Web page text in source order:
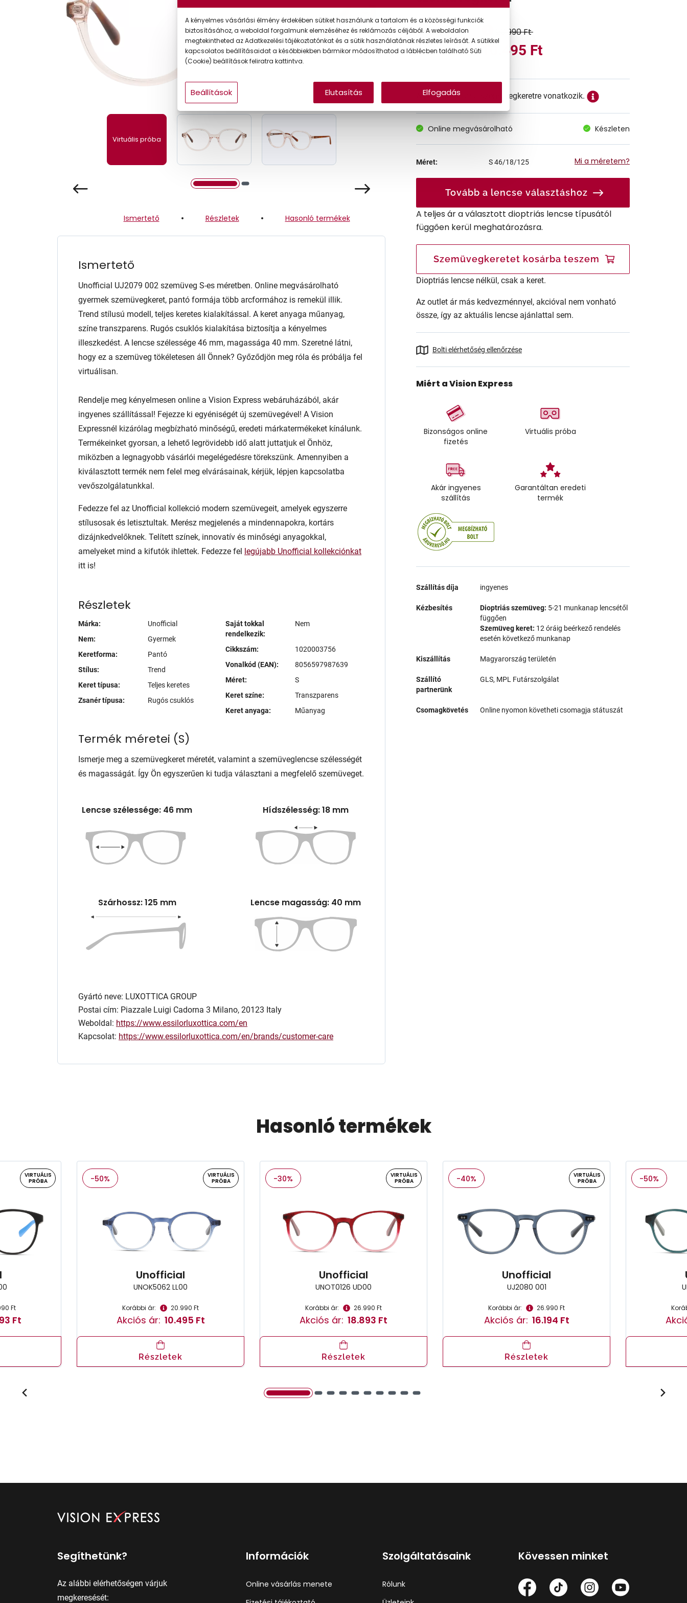
Gyermek
Virtuális próba
Ismertető Részletek Hasonló termékek
Ismertető
Unofficial UJ2079 002 szemüveg S-es méretben. Online megvásárolható
gyermek szemüvegkeret, pantó formája több arcformához is remekül illik.
Trend stílusú modell, teljes keretes kialakítással. A keret anyaga műanyag,
színe transzparens. Rugós csuklós kialakítása biztosítja a kényelmes
illeszkedést. A lencse szélessége 46 mm, magassága 40 mm. Szeretné látni,
hogy ez a szemüveg tökéletesen áll Önnek? Győződjön meg róla és próbálja fel
virtuálisan.
Rendelje meg kényelmesen online a Vision Express webáruházából, akár
ingyenes szállítással! Fejezze ki egyéniségét új szemüvegével! A Vision
Expressnél kizárólag megbízható minőségű, eredeti márkatermékeket kínálunk.
Termékeinket gyorsan, a lehető legrövidebb idő alatt juttatjuk el Önhöz,
miközben a legnagyobb vásárlói megelégedésre törekszünk. Amennyiben a
kiválasztott termék nem felel meg elvárásainak, kérjük, lépjen kapcsolatba
vevőszolgálatunkkal.
Fedezze fel az Unofficial kollekció modern szemüvegeit, amelyek egyszerre
stílusosak és letisztultak. Merész megjelenés a mindennapokra, kortárs
dizájnkedvelőknek. Telített színek, innovatív és minőségi anyagokkal,
amelyeket mind a kifutók ihlettek. Fedezze fel legújabb Unofficial kollekciónkat
itt is!
Részletek
Márka:
Unofficial
Nem:
Gyermek
Keretforma:
Pantó
Stílus:
Trend
Keret típusa:
Teljes keretes
Zsanér típusa:
Rugós csuklós
Saját tokkal
rendelkezik:
Nem
Cikkszám:
1020003756
Vonalkód (EAN):
8056597987639
Méret:
S
Keret színe:
Transzparens
Keret anyaga:
Műanyag
Termék méretei (S)
Ismerje meg a szemüvegkeret méretét, valamint a szemüveglencse szélességét
és magasságát. Így Ön egyszerűen ki tudja választani a megfelelő szemüveget.
Lencse szélessége: 46 mm Hídszélesség: 18 mm
Szárhossz: 125 mm Lencse magasság: 40 mm
Gyártó neve: LUXOTTICA GROUP
Postai cím: Piazzale Luigi Cadorna 3 Milano, 20123 Italy
Weboldal: https://www.essilorluxottica.com/en
Kapcsolat: https://www.essilorluxottica.com/en/brands/customer-care
Korábbi ár: 20.990 Ft
Akciós ár: 10.495 Ft
A feltűntetett ár a szemüvegkeretre vonatkozik.
Online megvásárolható Készleten
Méret: S46/18/125 Mi a méretem?
Tovább a lencse választáshoz
A teljes ár a választott dioptriás lencse típusától
függően kerül meghatározásra.
Szemüvegkeretet kosárba teszem
Dioptriás lencse nélkül, csak a keret.
Az outlet ár más kedvezménnyel, akcióval nem vonható
össze, így az aktuális lencse ajánlattal sem.
Bolti elérhetőség ellenőrzése
Miért a Vision Express
Bizonságos online
fizetés
Virtuális próba
Akár ingyenes
szállítás
Garantáltan eredeti
termék
Szállítás díja ingyenes
Kézbesítés Dioptriás szemüveg: 5-21 munkanap lencsétől
függően
Szemüveg keret: 12 óráig beérkező rendelés
esetén következő munkanap
Kiszállítás Magyarország területén
Szállító
partnerünk
GLS, MPL Futárszolgálat
Csomagkövetés Online nyomon követheti csomagja státuszát
Hasonló termékek
VIRTUÁLIS
PRÓBA
Ft
Ft
-50%
VIRTUÁLIS
PRÓBA
Unofficial
UNOK5062 LL00
Korábbi ár: 20.990 Ft
Akciós ár: 10.495 Ft
Részletek
-30%
VIRTUÁLIS
PRÓBA
Unofficial
UNOT0126 UD00
Korábbi ár: 26.990 Ft
Akciós ár: 18.893 Ft
Részletek
-40%
VIRTUÁLIS
PRÓBA
Unofficial
UJ2080 001
Korábbi ár: 26.990 Ft
Akciós ár: 16.194 Ft
Részletek
-50%
Segíthetünk?
Az alábbi elérhetőségen várjuk
megkeresését:
Információk
Online vásárlás menete
Szolgáltatásaink
Rólunk
Kövessen minket
A kényelmes vásárlási élmény érdekében sütiket használunk a tartalom és a közösségi funkciók
biztosításához, a weboldal forgalmunk elemzéséhez és reklámozás céljából. A weboldalon
megtekintheted az Adatkezelési tájékoztatónkat és a sütik használatának részletes leírását. A sütikkel
kapcsolatos beállításaidat a későbbiekben bármikor módosíthatod a láblécben található Süti
(Cookie) beállítások feliratra kattintva.
Beállítások Elutasítás Elfogadás